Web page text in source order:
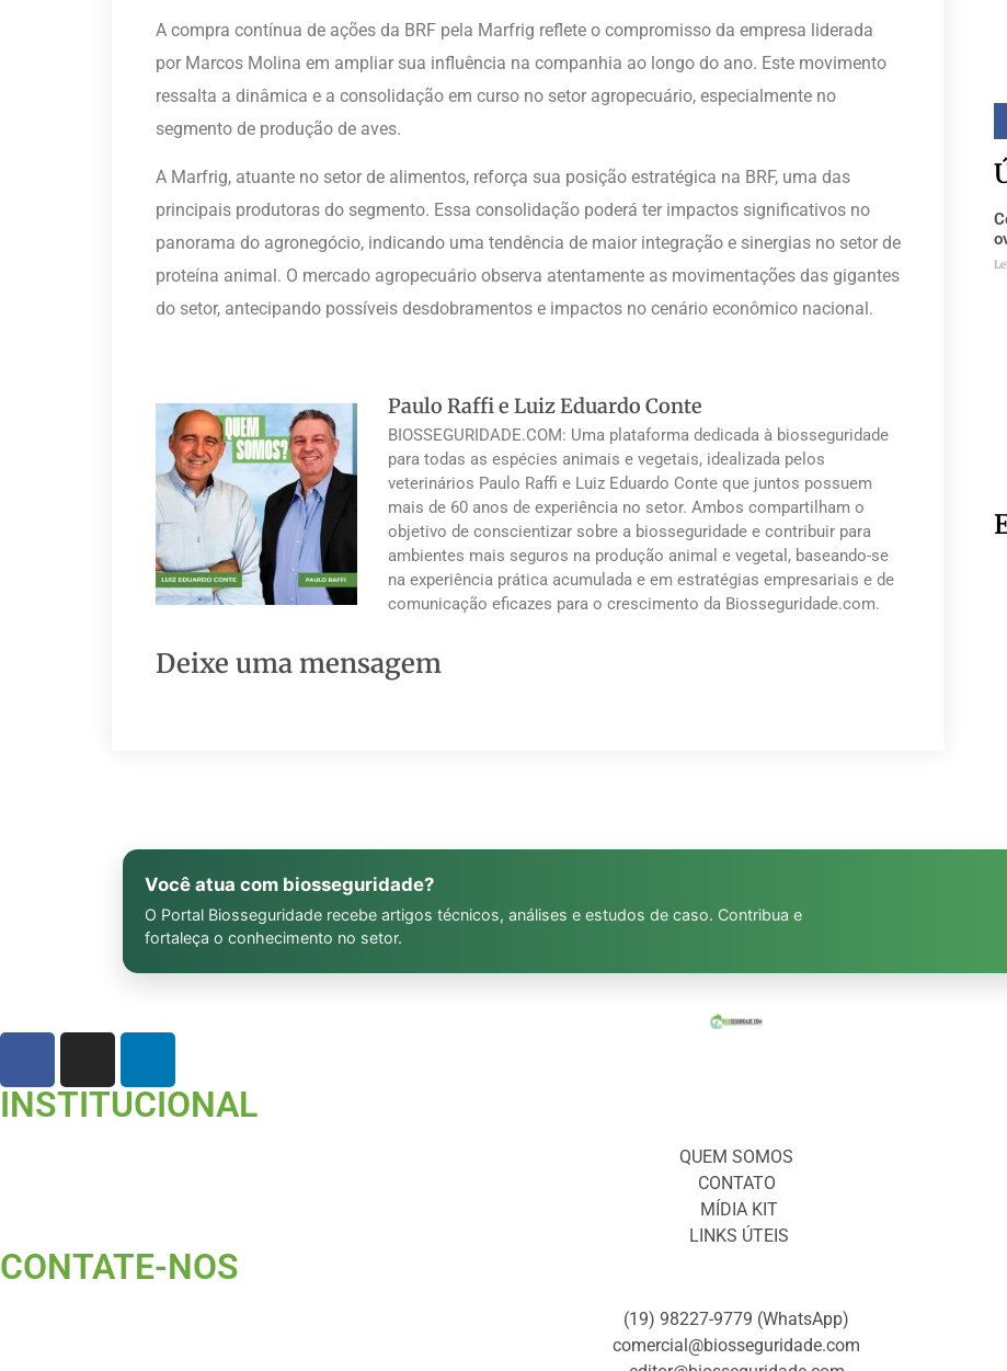
A compra contínua de ações da BRF pela Marfrig reflete o compromisso da empresa liderada
por Marcos Molina em ampliar sua influência na companhia ao longo do ano. Este movimento
ressalta a dinâmica e a consolidação em curso no setor agropecuário, especialmente no
segmento de produção de aves.
A Marfrig, atuante no setor de alimentos, reforça sua posição estratégica na BRF, uma das
principais produtoras do segmento. Essa consolidação poderá ter impactos significativos no
panorama do agronegócio, indicando uma tendência de maior integração e sinergias no setor de
proteína animal. O mercado agropecuário observa atentamente as movimentações das gigantes
do setor, antecipando possíveis desdobramentos e impactos no cenário econômico nacional.
Paulo Raffi e Luiz Eduardo Conte
BIOSSEGURIDADE.COM: Uma plataforma dedicada à biosseguridade
para todas as espécies animais e vegetais, idealizada pelos
veterinários Paulo Raffi e Luiz Eduardo Conte que juntos possuem
mais de 60 anos de experiência no setor. Ambos compartilham o
objetivo de conscientizar sobre a biosseguridade e contribuir para
ambientes mais seguros na produção animal e vegetal, baseando-se
na experiência prática acumulada e em estratégias empresariais e de
comunicação eficazes para o crescimento da Biosseguridade.com.
Deixe uma mensagem
Você atua com biosseguridade?
O Portal Biosseguridade recebe artigos técnicos, análises e estudos de caso. Contribua e
fortaleça o conhecimento no setor.
INSTITUCIONAL
QUEM SOMOS
CONTATO
MÍDIA KIT
LINKS ÚTEIS
CONTATE-NOS ​
(19) 98227-9779 (WhatsApp)
comercial@biosseguridade.com